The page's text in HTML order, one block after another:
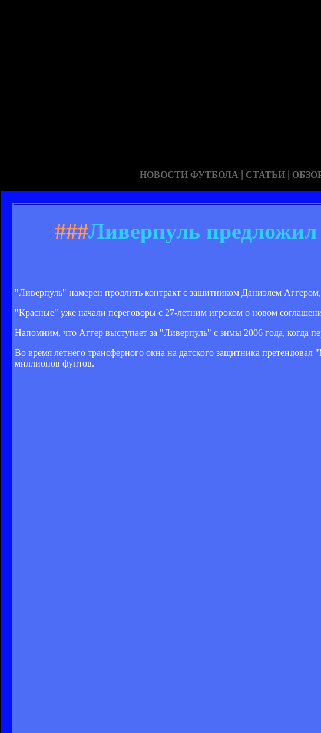
НОВОСТИ ФУТБОЛА | СТАТЬИ |
###Ливерпуль
"Ливерпуль" намерен продлить контракт с защитником Даниэлем
"Красные" уже начали переговоры с 27-летним игроком о новом
Напомним, что Аггер выступает за "Ливерпуль" с зимы 2006 года, когда
Во время летнего трансферного окна на датского защитника
миллионов фунтов.